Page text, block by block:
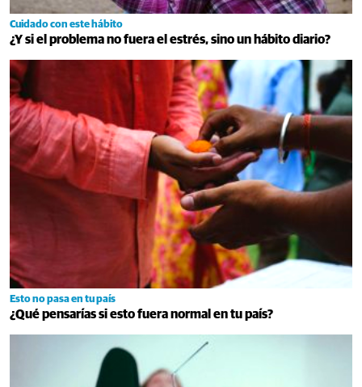
Cuidado con este hábito
¿Y si el problema no fuera el estrés, sino un hábito diario?
Esto no pasa en tu país
¿Qué pensarías si esto fuera normal en tu país?